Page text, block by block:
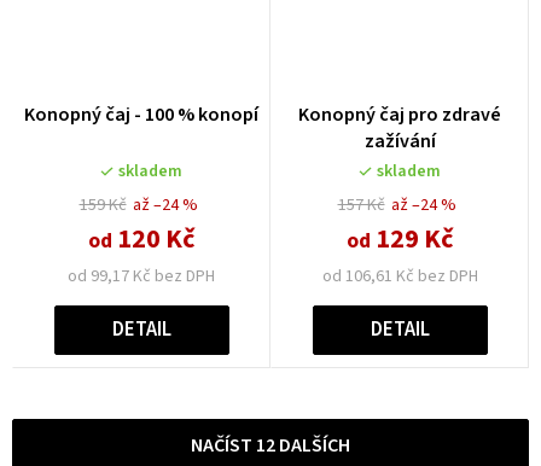
Konopný čaj - 100 % konopí
skladem
159 Kč
od 99,17 Kč bez DPH
od 120 Kč
až –24 %
DETAIL
Konopný čaj pro zdravé
zažívání
skladem
157 Kč
od 106,61 Kč bez DPH
od 129 Kč
až –24 %
DETAIL
NAČÍST 12 DALŠÍCH